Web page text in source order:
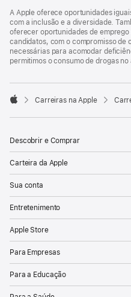
Footer
A Apple oferece oportunidades
com a inclusão e a diversidade.
oferecer oportunidades de
candidatos, com o compromisso de
necessárias para acomodar
permitimos o consumo de drogas

Carreiras na Apple
Descobrir e Comprar
Carteira da Apple
Sua conta
Entretenimento
Apple Store
Para Empresas
Para a Educação